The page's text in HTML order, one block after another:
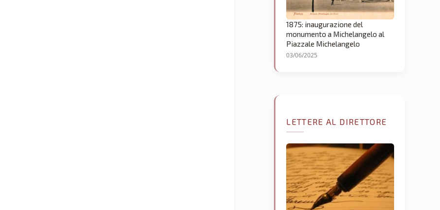
1875: inaugurazione del
monumento a Michelangelo al
Piazzale Michelangelo
03/06/2025
LETTERE AL DIRETTORE